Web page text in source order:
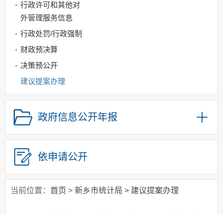
行政许可和其他对
外管理服务信息
行政处罚/行政强制
财政预决算
决策预公开
建议提案办理
政府集中采购
政策解读
信息公示
政府信息公开年报
依申请公开
当前位置： 首页 > 新乡市统计局 > 建议提案办理